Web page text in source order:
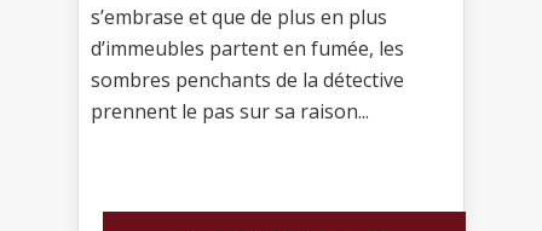
s’embrase et que de plus en plus
d’immeubles partent en fumée, les
sombres penchants de la détective
prennent le pas sur sa raison...